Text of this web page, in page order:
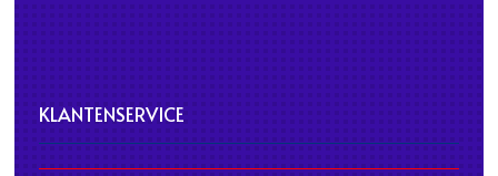
KLANTENSERVICE